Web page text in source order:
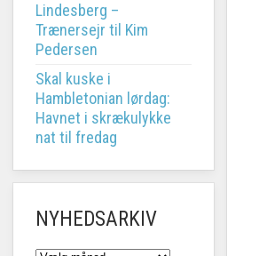
Lindesberg –
Trænersejr til Kim
Pedersen
Skal kuske i
Hambletonian lørdag:
Havnet i skrækulykke
nat til fredag
NYHEDSARKIV